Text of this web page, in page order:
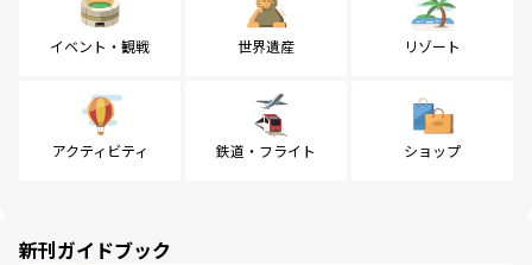
イベント・観戦 世界遺産 リゾート
アクティビティ 鉄道・フライト ショップ
新刊ガイドブック